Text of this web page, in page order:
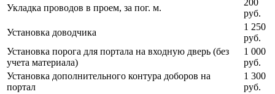
Укладка проводов в проем, за пог. м.
руб.
Установка доводчика
1 250
руб.
Установка порога для портала на входную дверь (без
учета материала)
1 000
руб.
Установка дополнительного контура доборов на
портал
1 300
руб.